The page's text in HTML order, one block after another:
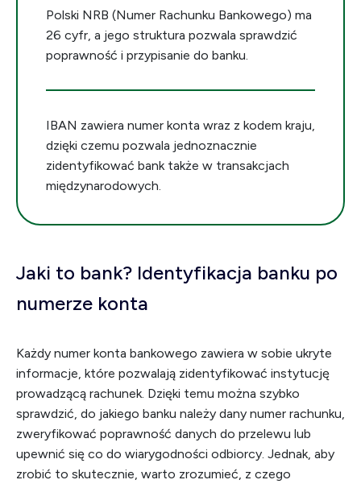
Polski NRB (Numer Rachunku Bankowego) ma
26 cyfr, a jego struktura pozwala sprawdzić
poprawność i przypisanie do banku.
IBAN zawiera numer konta wraz z kodem kraju,
dzięki czemu pozwala jednoznacznie
zidentyfikować bank także w transakcjach
międzynarodowych.
Jaki to bank? Identyfikacja banku po
numerze konta
Każdy numer konta bankowego zawiera w sobie ukryte
informacje, które pozwalają zidentyfikować instytucję
prowadzącą rachunek. Dzięki temu można szybko
sprawdzić, do jakiego banku należy dany numer rachunku,
zweryfikować poprawność danych do przelewu lub
upewnić się co do wiarygodności odbiorcy. Jednak, aby
zrobić to skutecznie, warto zrozumieć, z czego